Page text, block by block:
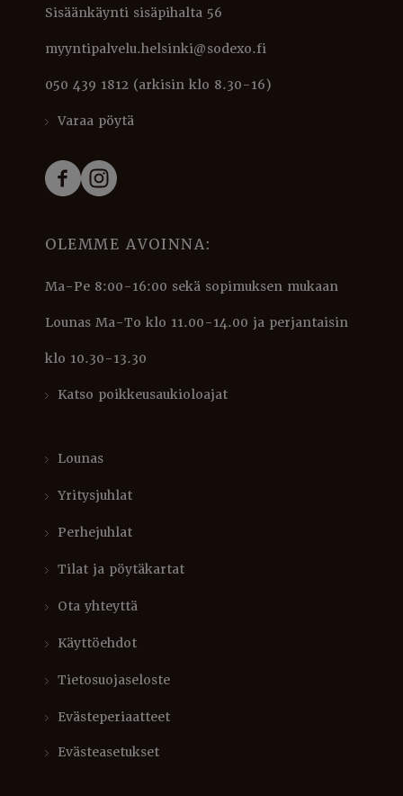
Sisäänkäynti sisäpihalta 56
myyntipalvelu.helsinki@sodexo.fi
050 439 1812 (arkisin klo 8.30-16)
Varaa pöytä
OLEMME AVOINNA:
Ma-Pe 8:00-16:00 sekä sopimuksen mukaan
Lounas Ma-To klo 11.00-14.00 ja perjantaisin
klo 10.30-13.30
Katso poikkeusaukioloajat
Lounas
Yritysjuhlat
Perhejuhlat
Tilat ja pöytäkartat
Ota yhteyttä
Käyttöehdot
Tietosuojaseloste
Evästeperiaatteet
Evästeasetukset